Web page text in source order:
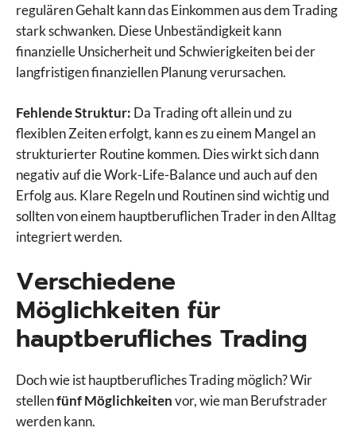
regulären Gehalt kann das Einkommen aus dem Trading
stark schwanken. Diese Unbeständigkeit kann
finanzielle Unsicherheit und Schwierigkeiten bei der
langfristigen finanziellen Planung verursachen.
Fehlende Struktur: Da Trading oft allein und zu
flexiblen Zeiten erfolgt, kann es zu einem Mangel an
strukturierter Routine kommen. Dies wirkt sich dann
negativ auf die Work-Life-Balance und auch auf den
Erfolg aus. Klare Regeln und Routinen sind wichtig und
sollten von einem hauptberuflichen Trader in den Alltag
integriert werden.
Verschiedene
Möglichkeiten für
hauptberufliches Trading
Doch wie ist hauptberufliches Trading möglich? Wir
stellenfünf Möglichkeitenvor, wie man Berufstrader
werden kann.